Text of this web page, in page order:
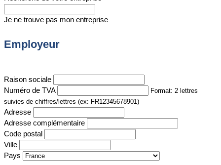
Je ne trouve pas mon entreprise
Employeur
Raison sociale
Numéro de TVA
Format: 2 lettres
suivies de chiffres/lettres (ex: FR12345678901)
Adresse
Adresse complémentaire
Code postal
Ville
Pays